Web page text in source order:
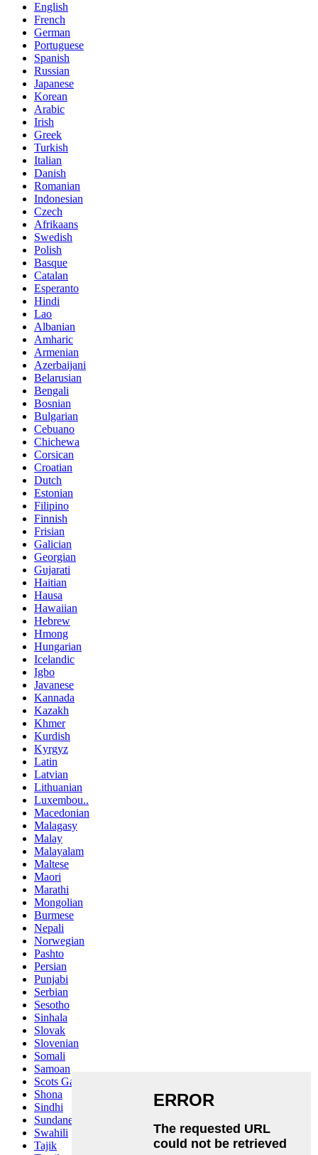
English
French
German
Portuguese
Spanish
Russian
Japanese
Korean
Arabic
Irish
Greek
Turkish
Italian
Danish
Romanian
Indonesian
Czech
Afrikaans
Swedish
Polish
Basque
Catalan
Esperanto
Hindi
Lao
Albanian
Amharic
Armenian
Azerbaijani
Belarusian
Bengali
Bosnian
Bulgarian
Cebuano
Chichewa
Corsican
Croatian
Dutch
Estonian
Filipino
Finnish
Frisian
Galician
Georgian
Gujarati
Haitian
Hausa
Hawaiian
Hebrew
Hmong
Hungarian
Icelandic
Igbo
Javanese
Kannada
Kazakh
Khmer
Kurdish
Kyrgyz
Latin
Latvian
Lithuanian
Luxembou..
Macedonian
Malagasy
Malay
Malayalam
Maltese
Maori
Marathi
Mongolian
Burmese
Nepali
Norwegian
Pashto
Persian
Punjabi
Serbian
Sesotho
Sinhala
Slovak
Slovenian
Somali
Samoan
Scots Gaelic
Shona
Sindhi
Sundanese
Swahili
Tajik